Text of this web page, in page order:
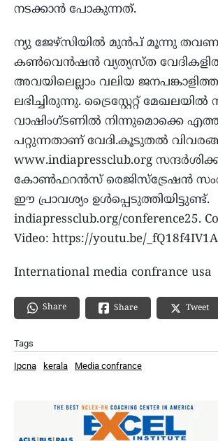
നടക്കാന്‍ പോകുന്നത്.
ന്യു ജേഴ്സിയില്‍ മുന്‍പ് മൂന്നു തവണ
കണ്‍വെന്‍ഷന്‍ വ്യത്യസ്ത വേദികളില്‍
അവയിലെല്ലാം വലിയ
ലഭിച്ചിരുന്നു. ട്രൈസ്റ്റേറ്റ് മേഖലയില്‍
വാഷിംഗ്ടണില്‍ നിന്നുമൊക്കെ
പറ്റുന്നതാണ് വേദി.കൂടുതല്‍
www.indiapressclub.org
കോണ്‍ഫറന്‍സ് രെജിസ്‌ട്രേഷന്‍
ഈ പ്രാവശ്യം ഉള്‍പ്പെടുത്തിയിട്ടുണ്ട്.
indiapressclub.org/conference25.
Video: https://youtu.be/_fQ18f4IV1A
International media confrance usa
Share Share Tweet
Tags
Ipcna kerala Media confrance